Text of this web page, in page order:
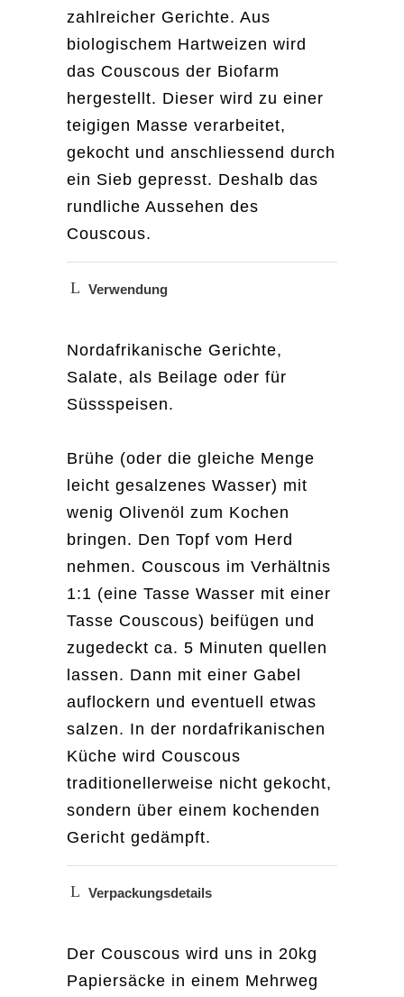
zahlreicher Gerichte. Aus
biologischem Hartweizen wird
das Couscous der Biofarm
hergestellt. Dieser wird zu einer
teigigen Masse verarbeitet,
gekocht und anschliessend durch
ein Sieb gepresst. Deshalb das
rundliche Aussehen des
Couscous.
Verwendung
Nordafrikanische Gerichte,
Salate, als Beilage oder für
Süssspeisen.
Brühe (oder die gleiche Menge
leicht gesalzenes Wasser) mit
wenig Olivenöl zum Kochen
bringen. Den Topf vom Herd
nehmen. Couscous im Verhältnis
1:1 (eine Tasse Wasser mit einer
Tasse Couscous) beifügen und
zugedeckt ca. 5 Minuten quellen
lassen. Dann mit einer Gabel
auflockern und eventuell etwas
salzen. In der nordafrikanischen
Küche wird Couscous
traditionellerweise nicht gekocht,
sondern über einem kochenden
Gericht gedämpft.
Verpackungsdetails
Der Couscous wird uns in 20kg
Papiersäcke in einem Mehrweg
ÖFFNUNGSZEITEN
Dienstag 8–13 Uhr
Donnerstag 15–19 Uhr
Freitag 12–19 Uhr
Newsletter anmelden
Name